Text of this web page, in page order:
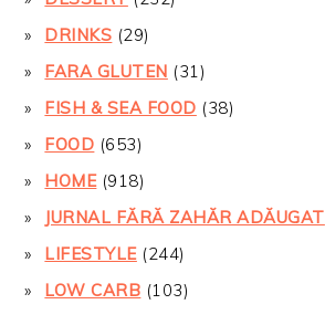
DRINKS (29)
FARA GLUTEN (31)
FISH & SEA FOOD (38)
FOOD (653)
HOME(918)
JURNAL FĂRĂ ZAHĂR ADĂUGAT
LIFESTYLE(244)
LOW CARB (103)